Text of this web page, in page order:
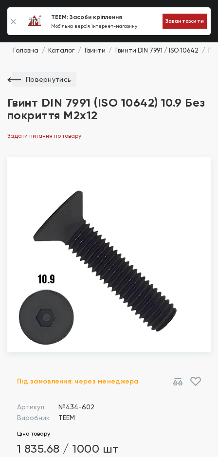
TEEM: Засоби кріплення
Мобільна версія інтернет-магазину
Завантажити
0
Головна Каталог Гвинти Гвинти DIN 7991 / ISO 10642
Повернутись
Гвинт DIN 7991 (ISO 10642) 10.9 Без
покриття М2х12
Задати питання по товару
Під замовлення: через менеджера
Артикул
№434-602
Виробник
TEEM
Ціна товару
1 835.68 / 1000 шт